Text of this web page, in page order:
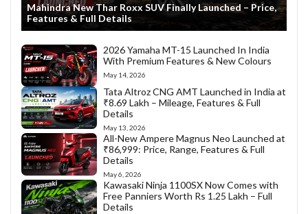
Mahindra New Thar Roxx SUV Finally Launched – Price,
Features & Full Details
2026 Yamaha MT-15 Launched In India
With Premium Features & New Colours
May 14, 2026
Tata Altroz CNG AMT Launched in India at
₹8.69 Lakh – Mileage, Features & Full
Details
May 13, 2026
All-New Ampere Magnus Neo Launched at
₹86,999: Price, Range, Features & Full
Details
May 6, 2026
Kawasaki Ninja 1100SX Now Comes with
Free Panniers Worth Rs 1.25 Lakh – Full
Details